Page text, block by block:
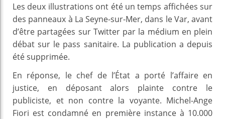
Les deux illustrations ont été un temps affichées sur
des panneaux à La Seyne-sur-Mer, dans le Var, avant
d’être partagées sur Twitter par la médium en plein
débat sur le pass sanitaire. La publication a depuis
été supprimée.
En réponse, le chef de l’État a porté l’affaire en
justice, en déposant alors plainte contre le
publiciste, et non contre la voyante. Michel-Ange
Fiori est condamné en première instance à 10.000